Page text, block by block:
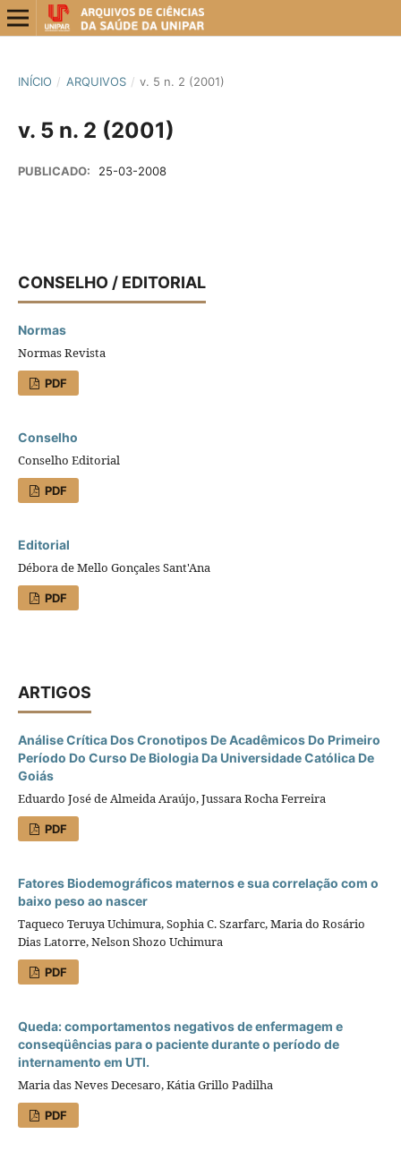
INÍCIO / ARQUIVOS / v. 5 n. 2 (2001)
v. 5 n. 2 (2001)
PUBLICADO: 25-03-2008
CONSELHO / EDITORIAL
Normas
Normas Revista
PDF
Conselho
Conselho Editorial
PDF
Editorial
Débora de Mello Gonçales Sant'Ana
PDF
ARTIGOS
Análise Crítica Dos Cronotipos De Acadêmicos Do Primeiro
Período Do Curso De Biologia Da Universidade Católica De
Goiás
Eduardo José de Almeida Araújo, Jussara Rocha Ferreira
PDF
Fatores Biodemográficos maternos e sua correlação com o
baixo peso ao nascer
Taqueco Teruya Uchimura, Sophia C. Szarfarc, Maria do Rosário
Dias Latorre, Nelson Shozo Uchimura
PDF
Queda: comportamentos negativos de enfermagem e
conseqüências para o paciente durante o período de
internamento em UTI.
Maria das Neves Decesaro, Kátia Grillo Padilha
PDF